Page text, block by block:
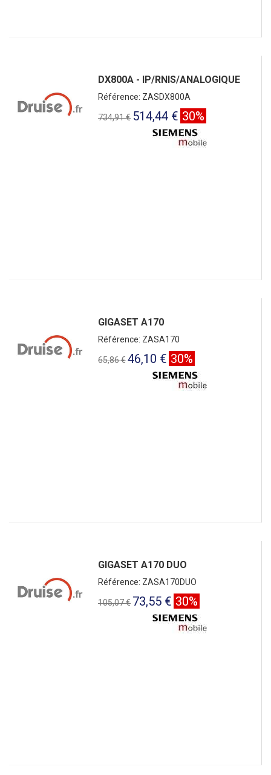
DX800A - IP/RNIS/ANALOGIQUE
Référence: ZASDX800A
734,91 € 514,44 € 30%
GIGASET A170
Référence: ZASA170
65,86 €46,10 € 30%
GIGASET A170 DUO
Référence: ZASA170DUO
105,07 € 73,55 € 30%